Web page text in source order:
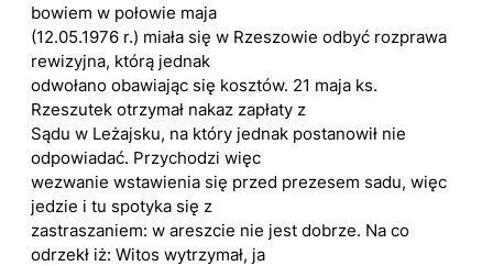
bowiem w połowie maja
(12.05.1976 r.) miała się w Rzeszowie odbyć rozprawa
rewizyjna, którą jednak
odwołano obawiając się kosztów. 21 maja ks.
Rzeszutek otrzymał nakaz zapłaty z
Sądu w Leżajsku, na który jednak postanowił nie
odpowiadać. Przychodzi więc
wezwanie wstawienia się przed prezesem sadu, więc
jedzie i tu spotyka się z
zastraszaniem: w areszcie nie jest dobrze. Na co
odrzekł iż: Witos wytrzymał, ja